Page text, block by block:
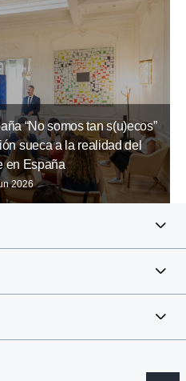
“No somos tan s(u)ecos”
sueca a la realidad del
en España
2026